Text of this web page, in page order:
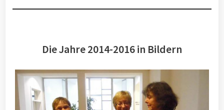
Die Jahre 2014-2016 in Bildern